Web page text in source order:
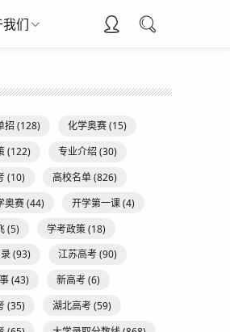
们
招 (128) 化学奥赛(15)
(122) 专业介绍 (30)
(10) 高校名单(826)
奥赛(44) 开学第一课(4)
(5) 学考政策(18)
(93) 江苏高考(90)
(43) 新高考(6)
(35) 湖北高考(59)